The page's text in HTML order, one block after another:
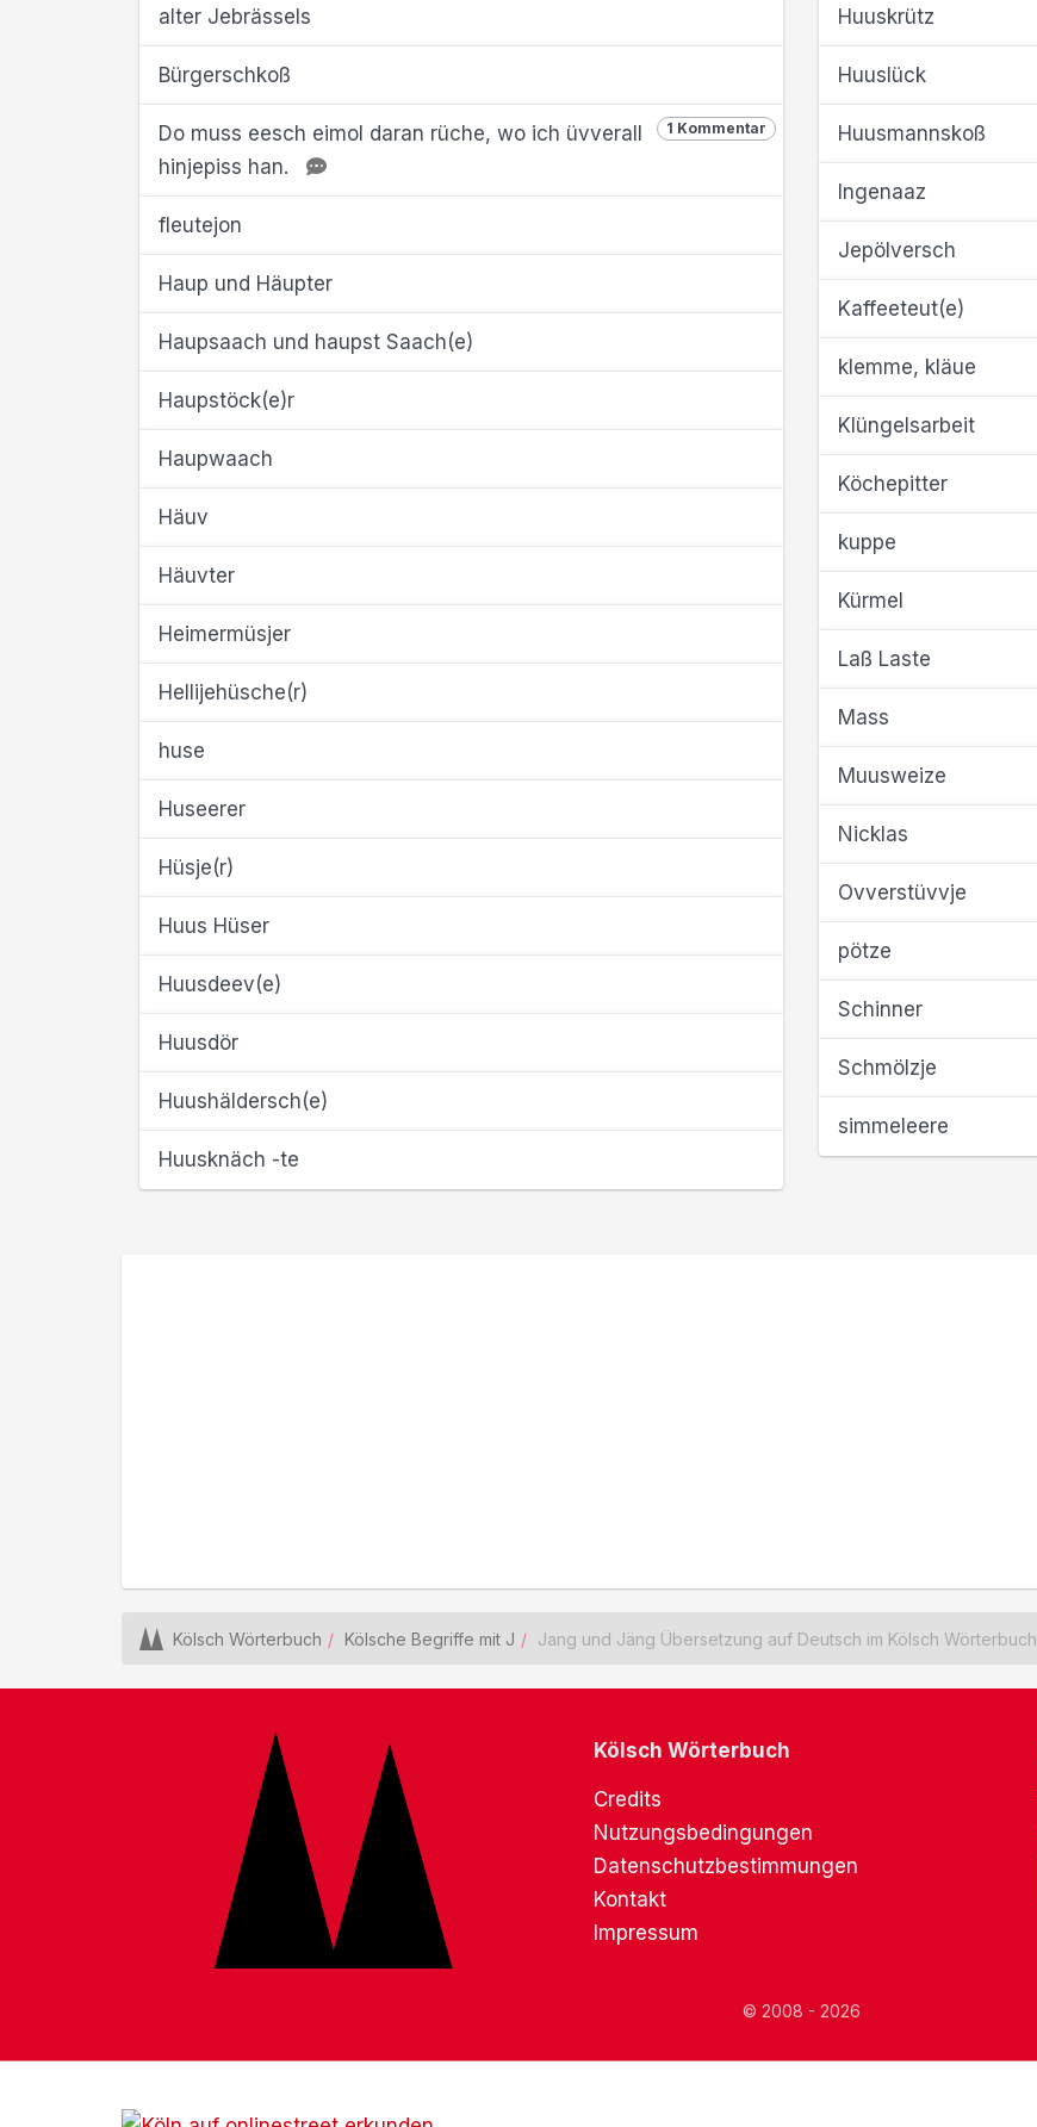
alter Jebrässels
Bürgerschkoß
1 Kommentar
Do muss eesch eimol daran rüche, wo ich üvverall
hinjepiss han.
fleutejon
Haup und Häupter
Haupsaach und haupst Saach(e)
Haupstöck(e)r
Haupwaach
Häuv
Häuvter
Heimermüsjer
Hellijehüsche(r)
huse
Huseerer
Hüsje(r)
Huus Hüser
Huusdeev(e)
Huusdör
Huushäldersch(e)
Huusknäch -te
Huuskrütz
Huuslück
Huusmannskoß
Ingenaaz
Jepölversch
Kaffeeteut(e)
klemme, kläue
Klüngelsarbeit
Köchepitter
kuppe
Kürmel
Laß Laste
Mass
Muusweize
Nicklas
Ovverstüvvje
pötze
Schinner
Schmölzje
simmeleere
Kölsch Wörterbuch Kölsche Begriffe mit J Jang und Jäng Übersetzung auf Deutsch im Kölsch Wörterbuch
Kölsch Wörterbuch
Credits
Nutzungsbedingungen
Datenschutzbestimmungen
Kontakt
Impressum
© 2008 - 2026